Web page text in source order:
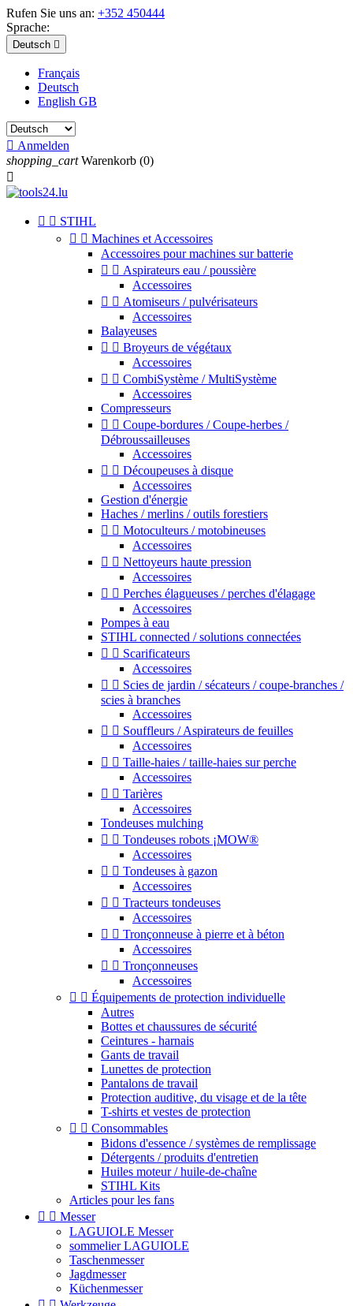
Rufen Sie uns an: +352 450444
Sprache:
Deutsch 
Français
Deutsch
English GB
 Anmelden
shopping_cart Warenkorb (0)

  STIHL
  Machines et Accessoires
Accessoires pour machines sur batterie
  Aspirateurs eau / poussière
Accessoires
  Atomiseurs / pulvérisateurs
Accessoires
Balayeuses
  Broyeurs de végétaux
Accessoires
  CombiSystème / MultiSystème
Accessoires
Compresseurs
  Coupe-bordures / Coupe-herbes /
Débroussailleuses
Accessoires
  Découpeuses à disque
Accessoires
Gestion d'énergie
Haches / merlins / outils forestiers
  Motoculteurs / motobineuses
Accessoires
  Nettoyeurs haute pression
Accessoires
  Perches élagueuses / perches d'élagage
Accessoires
Pompes à eau
STIHL connected / solutions connectées
  Scarificateurs
Accessoires
  Scies de jardin / sécateurs / coupe-branches /
scies à branches
Accessoires
  Souffleurs / Aspirateurs de feuilles
Accessoires
  Taille-haies / taille-haies sur perche
Accessoires
  Tarières
Accessoires
Tondeuses mulching
  Tondeuses robots ¡MOW®
Accessoires
  Tondeuses à gazon
Accessoires
  Tracteurs tondeuses
Accessoires
  Tronçonneuse à pierre et à béton
Accessoires
  Tronçonneuses
Accessoires
  Équipements de protection individuelle
Autres
Bottes et chaussures de sécurité
Ceintures - harnais
Gants de travail
Lunettes de protection
Pantalons de travail
Protection auditive, du visage et de la tête
T-shirts et vestes de protection
  Consommables
Bidons d'essence / systèmes de remplissage
Détergents / produits d'entretien
Huiles moteur / huile-de-chaîne
STIHL Kits
Articles pour les fans
  Messer
LAGUIOLE Messer
sommelier LAGUIOLE
Taschenmesser
Jagdmesser
Küchenmesser